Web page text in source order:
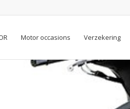
Motor occasions Verzekering